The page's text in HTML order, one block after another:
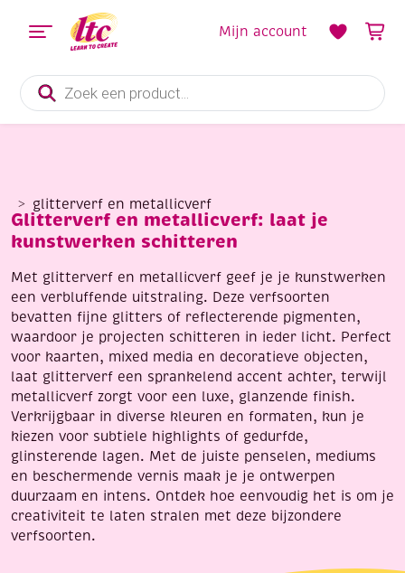
Producten
zoeken
Mijn account
glitterverf en metallicverf
Glitterverf en metallicverf: laat je
kunstwerken schitteren
Met glitterverf en metallicverf geef je je kunstwerken
een verbluffende uitstraling. Deze verfsoorten
bevatten fijne glitters of reflecterende pigmenten,
waardoor je projecten schitteren in ieder licht. Perfect
voor kaarten, mixed media en decoratieve objecten,
laat glitterverf een sprankelend accent achter, terwijl
metallicverf zorgt voor een luxe, glanzende finish.
Verkrijgbaar in diverse kleuren en formaten, kun je
kiezen voor subtiele highlights of gedurfde,
glinsterende lagen. Met de juiste penselen, mediums
en beschermende vernis maak je je ontwerpen
duurzaam en intens. Ontdek hoe eenvoudig het is om je
creativiteit te laten stralen met deze bijzondere
verfsoorten.